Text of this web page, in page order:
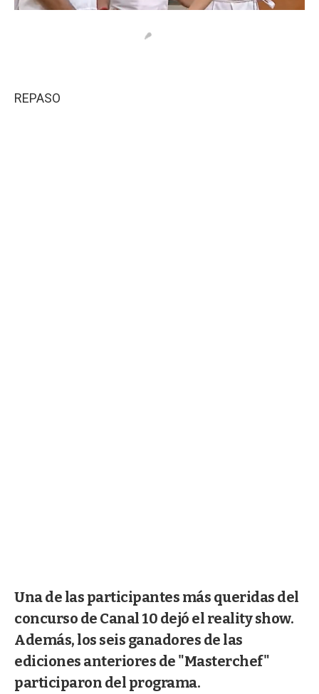
REPASO
Una de las participantes más queridas del
concurso de Canal 10 dejó el reality show.
Además, los seis ganadores de las
ediciones anteriores de "Masterchef"
participaron del programa.